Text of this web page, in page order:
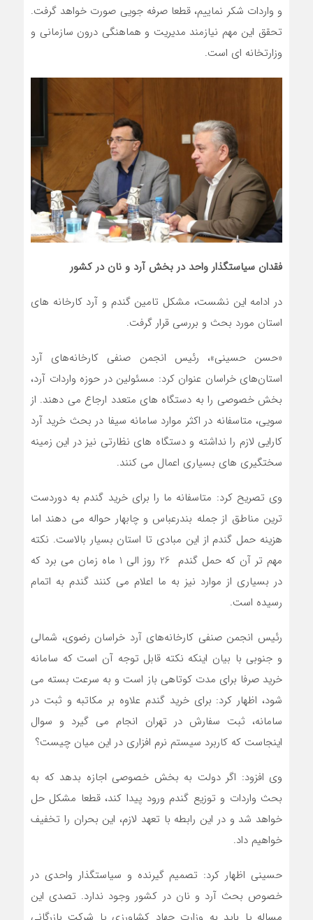
و واردات شکر نماییم، قطعا صرفه جویی صورت خواهد گرفت.
تحقق این مهم نیازمند مدیریت و هماهنگی درون سازمانی و
وزارتخانه ای است.
فقدان سیاستگذار واحد در بخش آرد و نان در کشور
در ادامه این نشست، مشکل تامین گندم و آرد کارخانه های
استان مورد بحث و بررسی قرار گرفت.
«حسن حسینی»، رئیس انجمن صنفی کارخانه‌های آرد
استان‌های خراسان عنوان کرد: مسئولین در حوزه واردات آرد،
بخش خصوصی را به دستگاه های متعدد ارجاع می دهند. از
سویی، متاسفانه در اکثر موارد سامانه سیفا در بحث خرید آرد
کارایی لازم را نداشته و دستگاه های نظارتی نیز در این زمینه
سختگیری های بسیاری اعمال می کنند.
وی تصریح کرد: متاسفانه ما را برای خرید گندم به دوردست
ترین مناطق از جمله بندرعباس و چابهار حواله می دهند اما
هزینه حمل گندم از این مبادی تا استان بسیار بالاست. نکته
مهم تر آن که حمل گندم 26 روز الی 1 ماه زمان می برد که
در بسیاری از موارد نیز به ما اعلام می کنند گندم به اتمام
رسیده است.
رئیس انجمن صنفی کارخانه‌های آرد خراسان رضوی، شمالی
و جنوبی با بیان اینکه نکته قابل توجه آن است که سامانه
خرید صرفا برای مدت کوتاهی باز است و به سرعت بسته می
شود، اظهار کرد: برای خرید گندم علاوه بر مکاتبه و ثبت در
سامانه، ثبت سفارش در تهران انجام می گیرد و سوال
اینجاست که کاربرد سیستم نرم افزاری در این میان چیست؟
وی افزود: اگر دولت به بخش خصوصی اجازه بدهد که به
بحث واردات و توزیع گندم ورود پیدا کند، قطعا مشکل حل
خواهد شد و در این رابطه با تعهد لازم، این بحران را تخفیف
خواهیم داد.
حسینی اظهار کرد: تصمیم گیرنده و سیاستگذار واحدی در
خصوص بحث آرد و نان در کشور وجود ندارد. تصدی این